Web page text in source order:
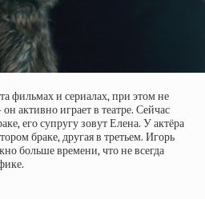
фильмах и сериалах, при этом не
активно играет в театре. Сейчас
его супругу зовут Елена. У актёра
браке, другая в третьем. Игорь
больше времени, что не всегда